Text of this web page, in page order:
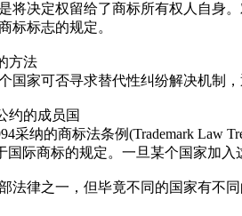
将决定权留给了商标所有权人自身
标标志的规定。
方法
国家可否寻求替代性纠纷解决机制
约的成员国
采纳的商标法条例(Trademark Law
国际商标的规定。一旦某个国家加
法律之一，但毕竟不同的国家有不